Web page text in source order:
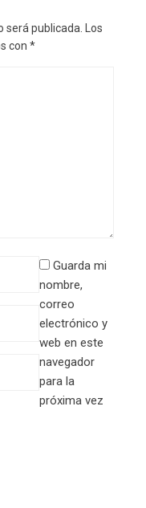
será publicada.
Los
con *
Guarda mi
nombre,
correo
electrónico y
web en este
navegador
para la
próxima vez